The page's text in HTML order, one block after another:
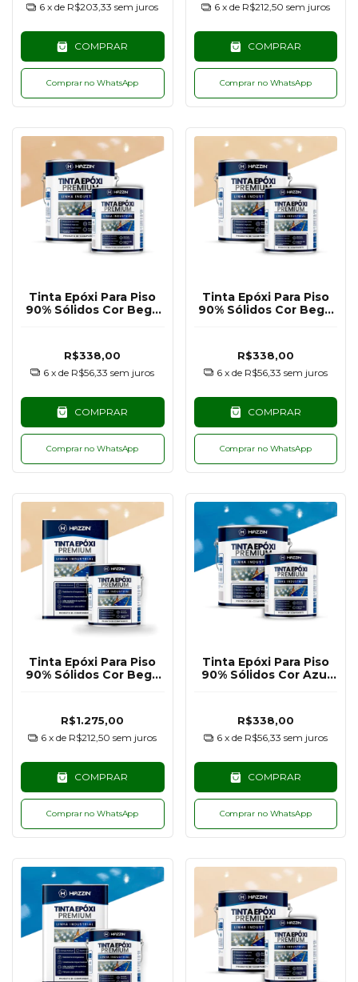
6 x de R$203,33 sem juros
COMPRAR
Comprar no WhatsApp
6 x de R$212,50 sem juros
COMPRAR
Comprar no WhatsApp
Tinta Epóxi Para Piso
90% Sólidos Cor Bege
R$338,00
6 x de R$56,33 sem juros
COMPRAR
Comprar no WhatsApp
Tinta Epóxi Para Piso
90% Sólidos Cor Bege
R$338,00
6 x de R$56,33 sem juros
COMPRAR
Comprar no WhatsApp
Tinta Epóxi Para Piso
90% Sólidos Cor Bege
R$1.275,00
6 x de R$212,50 sem juros
COMPRAR
Comprar no WhatsApp
Tinta Epóxi Para Piso
90% Sólidos Cor Azul
R$338,00
6 x de R$56,33 sem juros
COMPRAR
Comprar no WhatsApp